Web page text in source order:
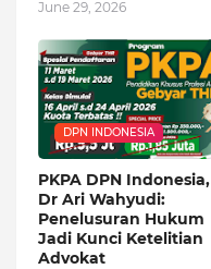
June 29, 2026
DPN INDONESIA
PKPA DPN Indonesia,
Dr Ari Wahyudi:
Penelusuran Hukum
Jadi Kunci Ketelitian
Advokat